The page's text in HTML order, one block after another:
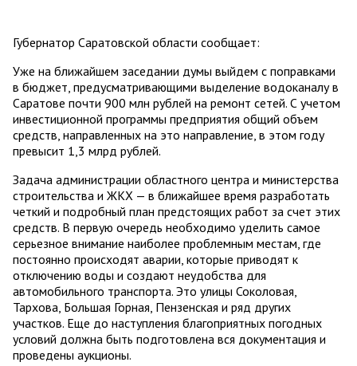
Губернатор Саратовской области сообщает:
Уже на ближайшем заседании думы выйдем с поправками
в бюджет, предусматривающими выделение водоканалу в
Саратове почти 900 млн рублей на ремонт сетей. С учетом
инвестиционной программы предприятия общий объем
средств, направленных на это направление, в этом году
превысит 1,3 млрд рублей.
Задача администрации областного центра и министерства
строительства и ЖКХ — в ближайшее время разработать
четкий и подробный план предстоящих работ за счет этих
средств. В первую очередь необходимо уделить самое
серьезное внимание наиболее проблемным местам, где
постоянно происходят аварии, которые приводят к
отключению воды и создают неудобства для
автомобильного транспорта. Это улицы Соколовая,
Тархова, Большая Горная, Пензенская и ряд других
участков. Еще до наступления благоприятных погодных
условий должна быть подготовлена вся документация и
проведены аукционы.